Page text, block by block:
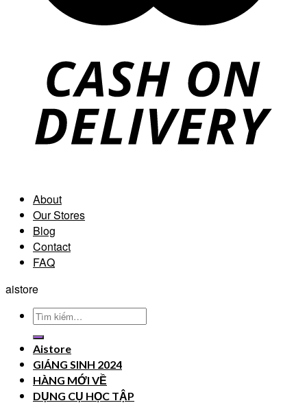
About
Our Stores
Blog
Contact
FAQ
aistore
Tìm
Aistore
GIÁNG SINH 2024
HÀNG MỚI VỀ
DỤNG CỤ HỌC TẬP